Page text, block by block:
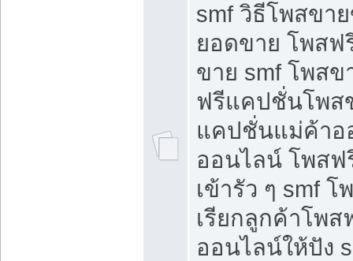
smf วิธีโพสขา
ยอดขาย โพสฟ
ขาย smf โพส
ฟรีแคปชั่นโพส
แคปชั่นแม่ค้า
ออนไลน์ โพสฟ
เข้ารัว ๆ smf
เรียกลูกค้าโพส
ออนไลน์ให้ปัง